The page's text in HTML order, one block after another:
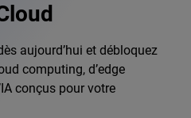
aujourd’hui et débloquez
computing, d’edge
conçus pour votre